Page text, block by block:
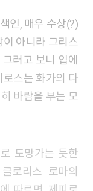
아니라 그리스
러고 보니 입에
스는 화가의 다
바람을 부는 모
로리스. 로마의